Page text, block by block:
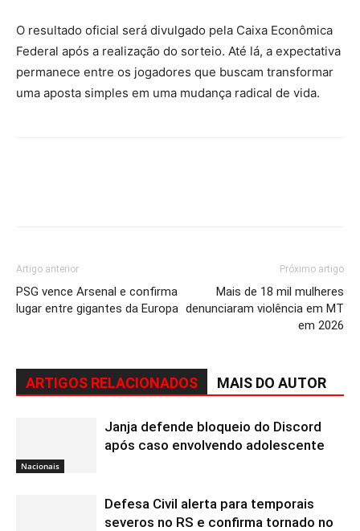
O resultado oficial será divulgado pela Caixa Econômica
Federal após a realização do sorteio. Até lá, a expectativa
permanece entre os jogadores que buscam transformar
uma aposta simples em uma mudança radical de vida.
Artigo anterior
PSG vence Arsenal e confirma
lugar entre gigantes da Europa
Próximo artigo
Mais de 18 mil mulheres
denunciaram violência em MT
em 2026
ARTIGOS RELACIONADOS MAIS DO AUTOR
Nacionais
Janja defende bloqueio do Discord
após caso envolvendo adolescente
Defesa Civil alerta para temporais
severos no RS e confirma tornado no